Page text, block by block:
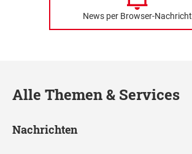
News per Browser-Nachricht
Alle Themen & Services
Nachrichten